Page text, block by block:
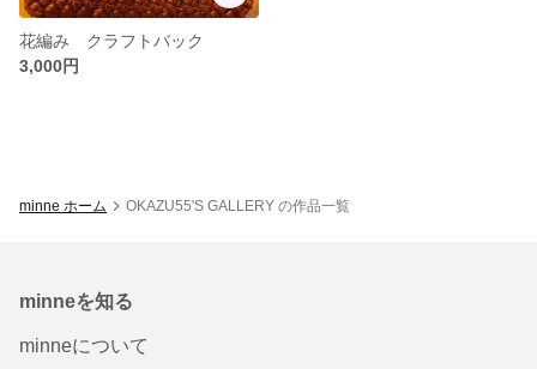
花編み クラフトバック
3,000円
minne ホーム OKAZU55'S GALLERY の作品一覧
minneを知る
minneについて